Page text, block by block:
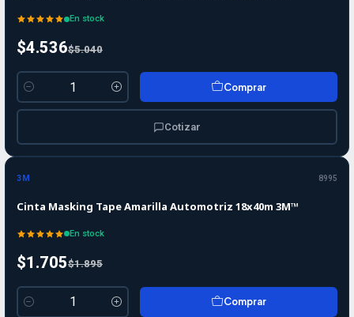
En stock
$4.536$5.040
Cantidad
Comprar
Cotizar
-10%
3M 8995
Cinta Masking Tape Amarilla Automotriz 18x40m 3M™
En stock
$1.705$1.895
Cantidad
Comprar